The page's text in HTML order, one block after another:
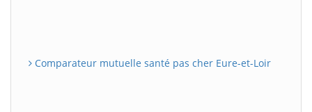
Comparateur mutuelle santé pas cher Eure-et-Loir